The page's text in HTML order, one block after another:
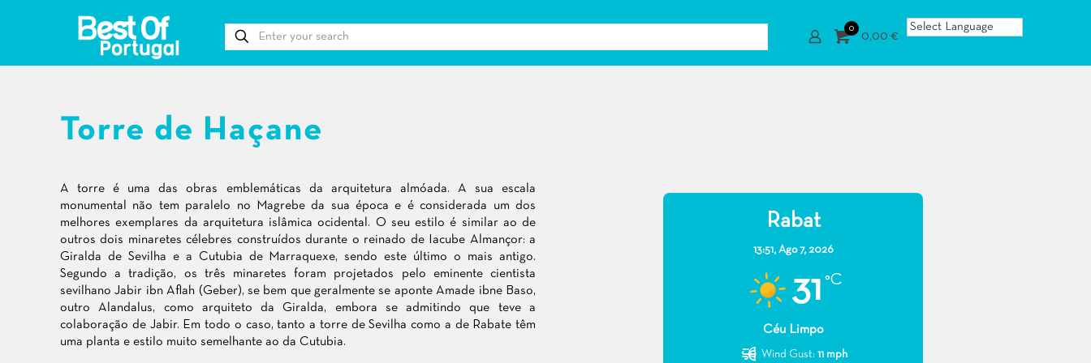
0
0,00 €
Torre de Haçane
A torre é uma das obras emblemáticas da arquitetura almóada. A sua escala
monumental não tem paralelo no Magrebe da sua época e é considerada um dos
melhores exemplares da arquitetura islâmica ocidental. O seu estilo é similar ao de
outros dois minaretes célebres construídos durante o reinado de Iacube Almançor: a
Giralda de Sevilha e a Cutubia de Marraquexe, sendo este último o mais antigo.
Segundo a tradição, os três minaretes foram projetados pelo eminente cientista
sevilhano Jabir ibn Aflah (Geber), se bem que geralmente se aponte Amade ibne Baso,
outro Alandalus, como arquiteto da Giralda, embora se admitindo que teve a
colaboração de Jabir. Em todo o caso, tanto a torre de Sevilha como a de Rabate têm
uma planta e estilo muito semelhante ao da Cutubia.
Rabat
13:51, Ago 7, 2026
31 °C
Céu Limpo
Wind Gust: 11 mph